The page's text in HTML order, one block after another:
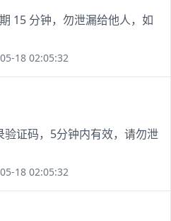
15 分钟，勿泄漏给他人，如
18 02:05:32
验证码，5分钟内有效，请勿泄
18 02:05:32